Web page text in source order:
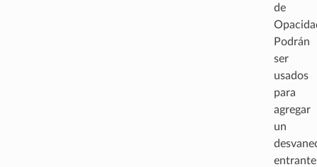
de
Podrán
ser
usados
para
agregar
un
entrante